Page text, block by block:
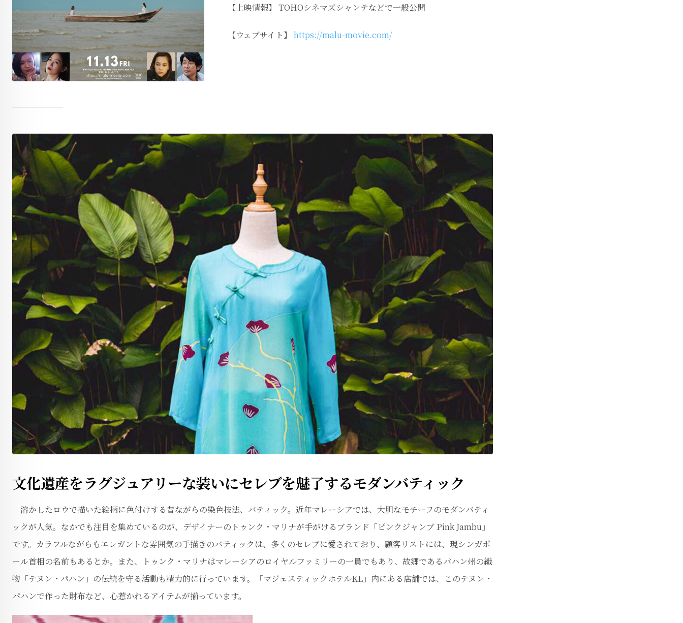
【上映情報】 TOHOシネマズシャンテなどで一般公開
【ウェブサイト】 https://malu-movie.com/
文化遺産をラグジュアリーな装いにセレブを魅了するモダンバティック
溶かしたロウで描いた絵柄に色付けする昔ながらの染色技法、バティック。近年マレーシアでは、大胆なモチーフのモダンバティ
ックが人気。なかでも注目を集めているのが、デザイナーのトゥンク・マリナが手がけるブランド「ピンクジャンブ Pink Jambu」
です。カラフルながらもエレガントな雰囲気の手描きのバティックは、多くのセレブに愛されており、顧客リストには、現シンガポ
ール首相の名前もあるとか。また、トゥンク・マリナはマレーシアのロイヤルファミリーの一員でもあり、故郷であるパハン州の織
物「テヌン・パハン」の伝統を守る活動も精力的に行っています。「マジェスティックホテルKL」内にある店舗では、このテヌン・
パハンで作った財布など、心惹かれるアイテムが揃っています。